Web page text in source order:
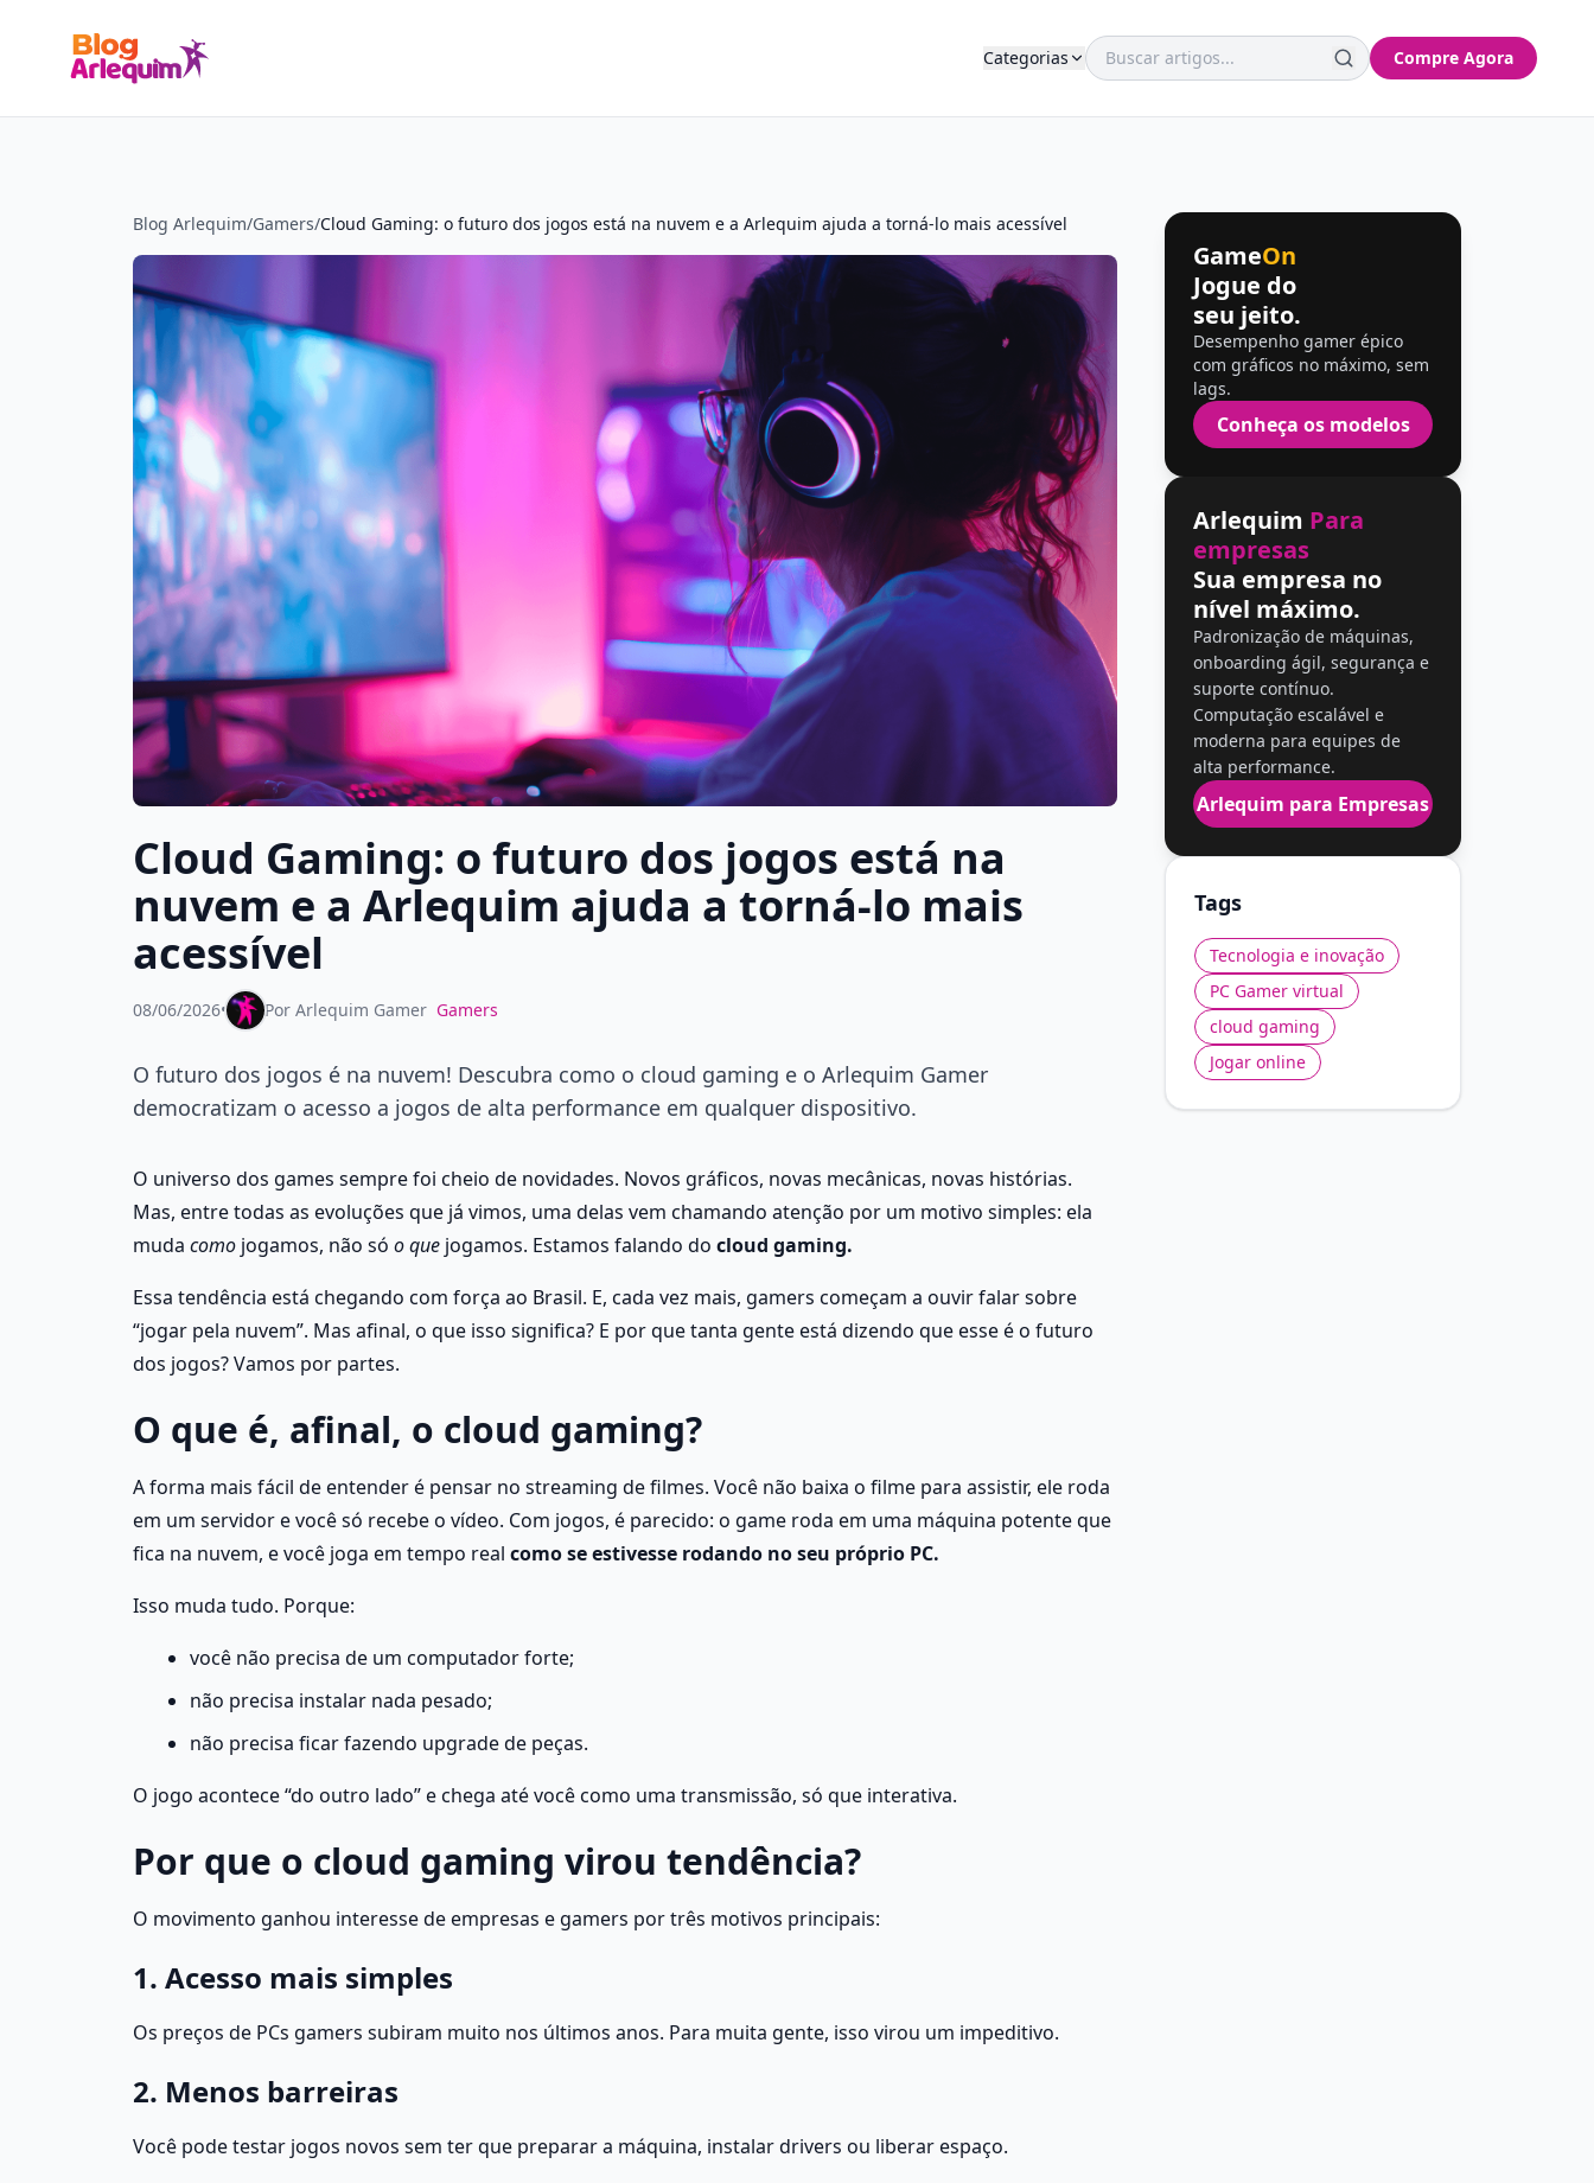
Categorias Compre Agora
Blog Arlequim/Gamers/Cloud Gaming: o futuro dos jogos está na nuvem e a Arlequim ajuda a torná-lo mais acessível
Cloud Gaming: o futuro dos jogos está na
nuvem e a Arlequim ajuda a torná-lo mais
acessível
08/06/2026• Por Arlequim Gamer Gamers
O futuro dos jogos é na nuvem! Descubra como o cloud gaming e o Arlequim Gamer
democratizam o acesso a jogos de alta performance em qualquer dispositivo.
O universo dos games sempre foi cheio de novidades. Novos gráficos, novas mecânicas, novas histórias.
Mas, entre todas as evoluções que já vimos, uma delas vem chamando atenção por um motivo simples: ela
muda como jogamos, não só o que jogamos. Estamos falando do cloud gaming.
Essa tendência está chegando com força ao Brasil. E, cada vez mais, gamers começam a ouvir falar sobre
“jogar pela nuvem”. Mas afinal, o que isso significa? E por que tanta gente está dizendo que esse é o futuro
dos jogos? Vamos por partes.
O que é, afinal, o cloud gaming?
A forma mais fácil de entender é pensar no streaming de filmes. Você não baixa o filme para assistir, ele roda
em um servidor e você só recebe o vídeo. Com jogos, é parecido: o game roda em uma máquina potente que
fica na nuvem, e você joga em tempo real como se estivesse rodando no seu próprio PC.
Isso muda tudo. Porque:
você não precisa de um computador forte;
não precisa instalar nada pesado;
não precisa ficar fazendo upgrade de peças.
O jogo acontece “do outro lado” e chega até você como uma transmissão, só que interativa.
Por que o cloud gaming virou tendência?
O movimento ganhou interesse de empresas e gamers por três motivos principais:
1. Acesso mais simples
Os preços de PCs gamers subiram muito nos últimos anos. Para muita gente, isso virou um impeditivo.
2. Menos barreiras
Você pode testar jogos novos sem ter que preparar a máquina, instalar drivers ou liberar espaço.
GameOn
Jogue do
seu jeito.
Desempenho gamer épico
com gráficos no máximo, sem
lags.
Conheça os modelos
Arlequim Para
empresas
Sua empresa no
nível máximo.
Padronização de máquinas,
onboarding ágil, segurança e
suporte contínuo.
Computação escalável e
moderna para equipes de
alta performance.
Arlequim para Empresas
Tags
Tecnologia e inovação
PC Gamer virtual
cloud gaming
Jogar online